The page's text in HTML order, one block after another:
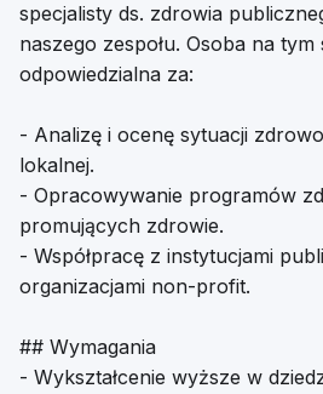
specjalisty ds. zdrowia
naszego zespołu. Osoba na
odpowiedzialna za:
- Analizę i ocenę sytuacji
lokalnej.
- Opracowywanie programów
promujących zdrowie.
- Współpracę z instytucjami
organizacjami non-profit.
## Wymagania
- Wykształcenie wyższe w